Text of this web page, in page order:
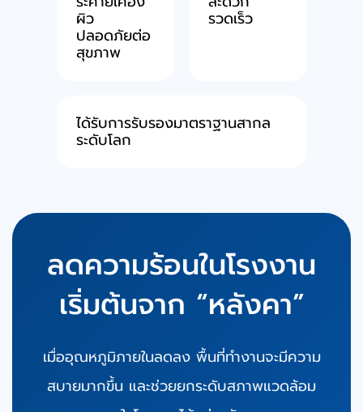
ผิว
ปลอดภัยต่อ
สุขภาพ
รวดเร็ว
ได้รับการรับรองมาตราฐานสากล
ระดับโลก
ลดความร้อนในโรงงาน
เริ่มต้นจาก
หลังคา
เมื่ออุณหภูมิภายในลดลง พื้นที่ทํางานจะมีความ
สบายมากขึ้น และช่วยยกระดับสภาพแวดล้อม